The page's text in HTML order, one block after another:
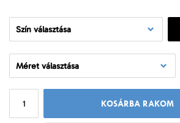
Szín választása
Méret választása
KOSÁRBA RAKOM